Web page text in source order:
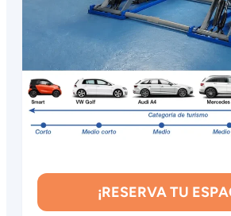
¡RESERVA TU